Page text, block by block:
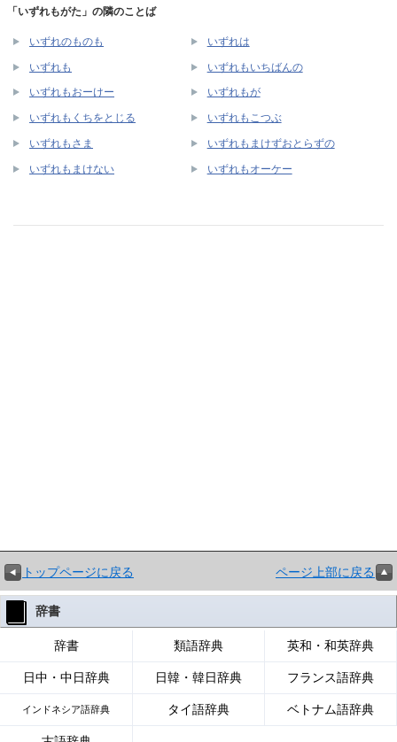
「いずれもがた」の隣のことば
いずれのものも いずれは
いずれも いずれもいちばんの
いずれもおーけー いずれもが
いずれもくちをとじる いずれもこつぶ
いずれもさま いずれもまけずおとらずの
いずれもまけない いずれもオーケー
トップページに戻る ページ上部に戻る
辞書
辞書 類語辞典 英和・和英辞典
日中・中日辞典 日韓・韓日辞典 フランス語辞典
インドネシア語辞典 タイ語辞典 ベトナム語辞典